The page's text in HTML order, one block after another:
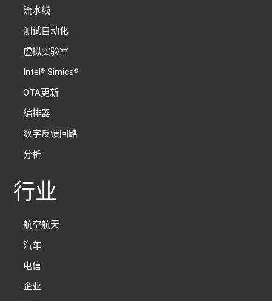
流水线
测试自动化
虚拟实验室
Intel® Simics®
OTA更新
编排器
数字反馈回路
分析
行业
航空航天
汽车
电信
企业